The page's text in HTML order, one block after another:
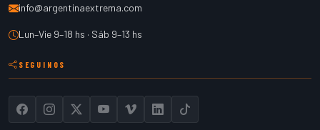
info@argentinaextrema.com
Lun–Vie 9–18 hs · Sáb 9–13 hs
SEGUINOS